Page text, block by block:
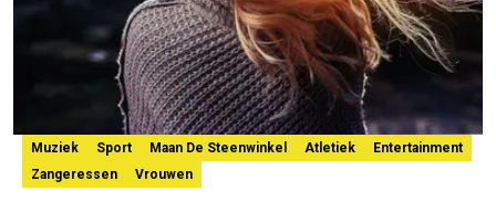
Muziek Sport Maan De Steenwinkel Atletiek
Entertainment
Zangeressen
Vrouwen